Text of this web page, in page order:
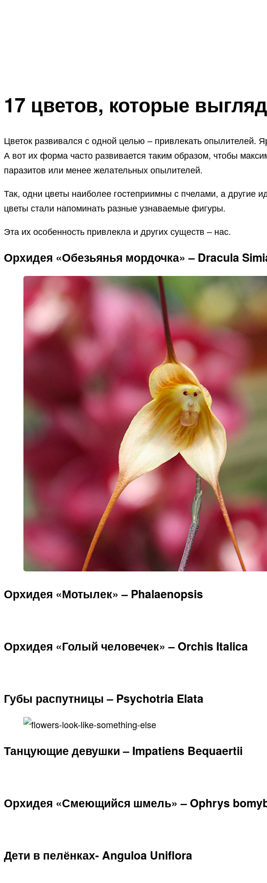
17 цветов, которые
Цветок развивался с одной целью – привлекать опылителей.
А вот их форма часто развивается таким образом, чтобы
паразитов или менее желательных опылителей.
Так, одни цветы наиболее гостеприимны с пчелами, а другие
цветы стали напоминать разные узнаваемые фигуры.
Эта их особенность привлекла и других существ – нас.
Орхидея «Обезьянья мордочка» – Dracula
Орхидея «Мотылек» – Phalaenopsis
Орхидея «Голый человечек» – Orchis Italica
Губы распутницы – Psychotria Elata
Танцующие девушки – Impatiens Bequaertii
Орхидея «Смеющийся шмель» – Ophrys
Дети в пелёнках- Anguloa Uniflora